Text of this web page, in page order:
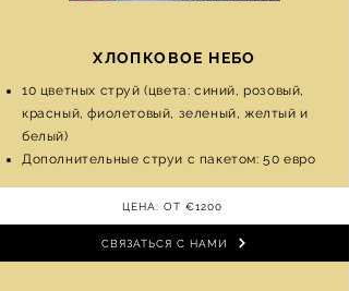
ХЛОПКОВОЕ НЕБО
10 цветных струй (цвета: синий, розовый,
красный, фиолетовый, зеленый, желтый и
белый)
Дополнительные струи с пакетом: 50 евро
ЦЕНА: ОТ €1200
СВЯЗАТЬСЯ С НАМИ